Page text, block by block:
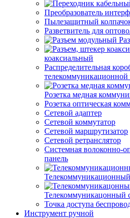
Преобразователь
Пылезащитный
Разветвитель для
коаксиальный
Распределительная
телекоммуникационной
Розетка медная
Розетка оптическая
Сетевой адаптер
Сетевой коммутатор
Сетевой маршрутизатор
Сетевой ретранслятор
Системная волоконно-
панель
Телекоммуникацонный
Точка доступа
Инструмент ручной